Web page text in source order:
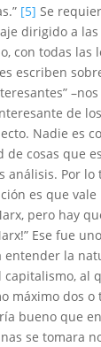
[5] Se
dirigido a
con todas las
escriben
de los
Nadie es
de cosas que
análisis. Por lo
es que
pero hay
Ese fue
entender la
capitalismo, al
máximo dos o
bueno que
se tomara